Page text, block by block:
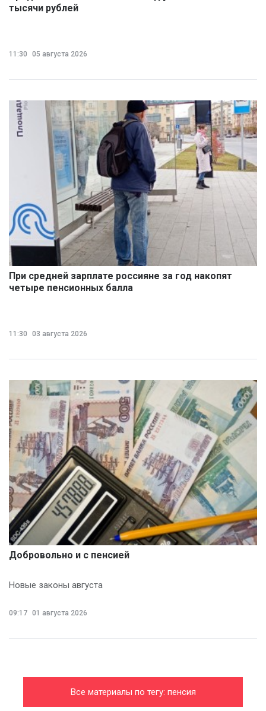
тысячи рублей
11:30 05 августа 2026
При средней зарплате россияне за год накопят
четыре пенсионных балла
11:30 03 августа 2026
Добровольно и с пенсией
Новые законы августа
09:17 01 августа 2026
Все материалы по тегу: пенсия